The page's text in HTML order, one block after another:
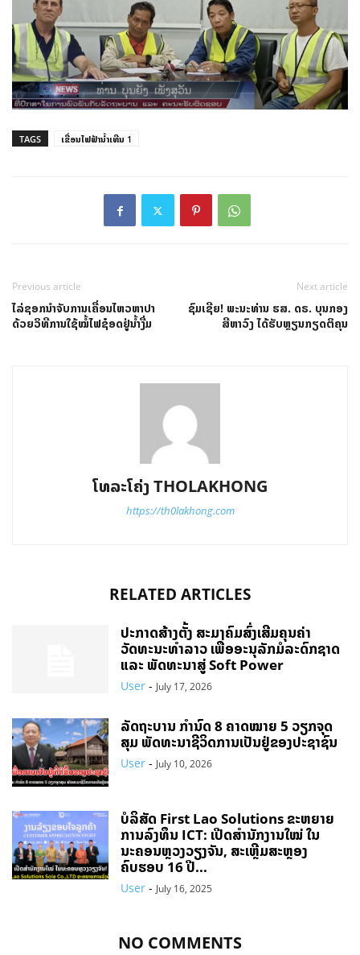
TAGS ເຂື່ອນໄຟຟ້ານໍ້າເທີນ 1
Previous article
ໄລ່ຊອກນຳຈັບການເຄື່ອນໄຫວຫາປາ
ດ້ວຍວິທີການໃຊ້ໝໍ້ໄຟຊ໋ອດຢູ່ນໍ້າງື່ມ
Next article
ຊົມເຊີຍ! ພະນະທ່ານ ຮສ. ດຣ. ບຸນກອງ
ສີຫາວົງ ໄດ້ຮັບຫຼຽນກຽດຕິຄຸນ
ໂທລະໂຄ່ງ THOLAKHONG
https://th0lakhong.com
RELATED ARTICLES
ປະກາດສ້າງຕັ້ງ ສະມາຄົມສົ່ງເສີມຄຸນຄ່າ
ວັດທະນະທຳລາວ ເພື່ອອະນຸລັກມໍລະດົກຊາດ
ແລະ ພັດທະນາສູ່ Soft Power
User - July 17, 2026
ລັດຖະບານ ກຳນົດ 8 ຄາດໝາຍ 5 ວຽກຈຸດ
ສຸມ ພັດທະນາຊີວິດການເປັນຢູ່ຂອງປະຊາຊົນ
User - July 10, 2026
ບໍລິສັດ First Lao Solutions ຂະຫຍາຍ
ການລົງທຶນ ICT: ເປີດສຳນັກງານໃໝ່ ໃນ
ນະຄອນຫຼວງວຽງຈັນ, ສະເຫຼີມສະຫຼອງ
ຄົບຮອບ 16 ປີ...
User - July 16, 2025
NO COMMENTS